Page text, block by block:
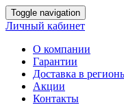
Toggle navigation
Личный кабинет
О компании
Гарантии
Доставка в
Акции
Контакты